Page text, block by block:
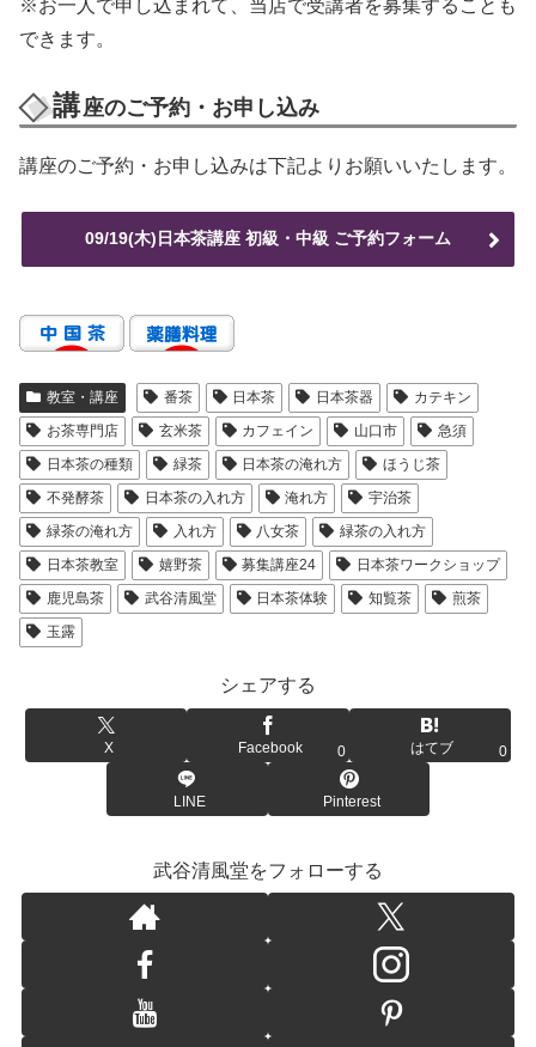
※お一人で申し込まれて、当店で受講者を募集することも
できます。
講 座のご予約・お申し込み
講座のご予約・お申し込みは下記よりお願いいたします。
09/19(木)日本茶講座 初級・中級 ご予約フォーム
教室・講座 番茶 日本茶 日本茶器
カテキン
お茶専門店
玄米茶 カフェイン 山口市
急須
日本茶の種類
緑茶 日本茶の淹れ方
ほうじ茶
不発酵茶
日本茶の入れ方 淹れ方
宇治茶
緑茶の淹れ方
入れ方 八女茶
緑茶の入れ方
日本茶教室
嬉野茶 募集講座24
日本茶ワークショップ
鹿児島茶
武谷清風堂 日本茶体験 知覧茶
煎茶
玉露
シェアする
X Facebook 0 はてブ 0
LINE Pinterest
武谷清風堂をフォローする